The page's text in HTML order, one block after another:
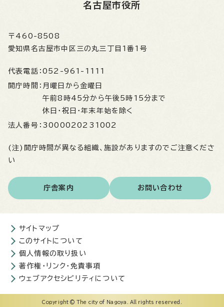
名古屋市役所
〒460-8508
愛知県名古屋市中区三の丸三丁目1番1号
代表電話： 052-961-1111
開庁時間： 月曜日から金曜日
午前8時45分から午後5時15分まで
休日・祝日・年末年始を除く
法人番号： 3000020231002
(注)開庁時間が異なる組織、施設がありますのでご注意くださ
い
庁舎案内 お問い合わせ
サイトマップ
このサイトについて
個人情報の取り扱い
著作権・リンク・免責事項
ウェブアクセシビリティについて
Copyright © The city of Nagoya. All rights reserved.